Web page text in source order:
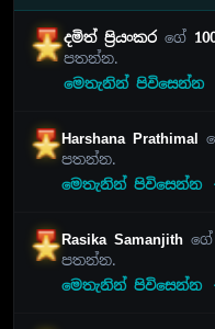
දමිත් ප්‍රියංකරගේ
පතන්න.
මෙතැනින් පිවිසෙන්න
Harshana Prathimal
පතන්න.
මෙතැනින් පිවිසෙන්න
Rasika Samanjithගේ
පතන්න.
මෙතැනින් පිවිසෙන්න